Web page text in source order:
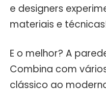
e designers
materiais e
E o melhor? A
Combina com
clássico ao